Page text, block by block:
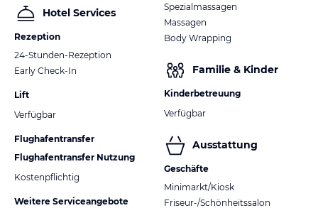
Hotel Services
Rezeption
24-Stunden-Rezeption
Early Check-In
Lift
Verfügbar
Flughafentransfer
Flughafentransfer Nutzung
Kostenpflichtig
Weitere Serviceangebote
Spezialmassagen
Massagen
Body Wrapping
Familie & Kinder
Kinderbetreuung
Verfügbar
Ausstattung
Geschäfte
Minimarkt/Kiosk
Friseur-/Schönheitssalon